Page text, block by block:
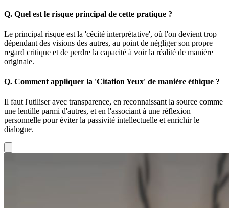
Q. Quel est le risque principal de cette pratique ?
Le principal risque est la 'cécité interprétative', où l'on devient trop
dépendant des visions des autres, au point de négliger son propre
regard critique et de perdre la capacité à voir la réalité de manière
originale.
Q. Comment appliquer la 'Citation Yeux' de manière éthique ?
Il faut l'utiliser avec transparence, en reconnaissant la source comme
une lentille parmi d'autres, et en l'associant à une réflexion
personnelle pour éviter la passivité intellectuelle et enrichir le
dialogue.